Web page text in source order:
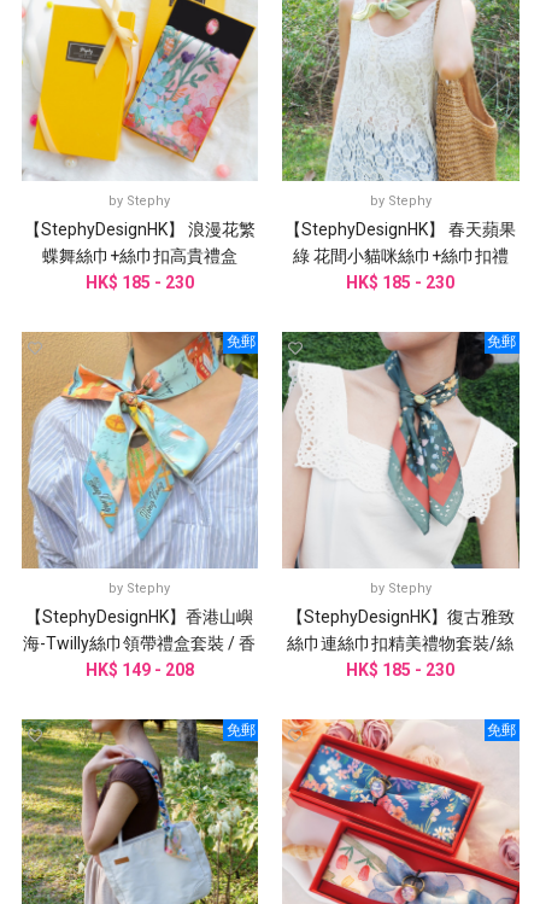
by Stephy
【StephyDesignHK】 浪漫花繁
蝶舞絲巾+絲巾扣高貴禮盒
HK$ 185 - 230
by Stephy
【StephyDesignHK】 春天蘋果
綠 花間小貓咪絲巾+絲巾扣禮
盒/絲巾
HK$ 185 - 230
免郵
by Stephy
【StephyDesignHK】香港山嶼
海-Twilly絲巾領帶禮盒套裝 / 香
港手信禮物
HK$ 149 - 208
免郵
by Stephy
【StephyDesignHK】復古雅致
絲巾連絲巾扣精美禮物套裝/絲
巾/小圍巾客製化禮物
HK$ 185 - 230
免郵 免郵